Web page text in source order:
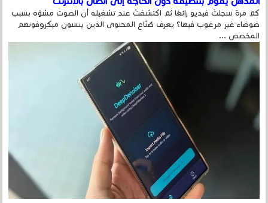
كم مرة سجلتَ فيديو رائعًا ثم اكتشفتَ عند تشغيله أن الصوت مشوّه بسبب
ضوضاء غير مرغوب فيها؟ يعرف صُنّاع المحتوى الذين ينسون ميكروفونهم
المخصص ...